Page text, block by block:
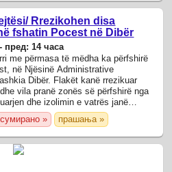
Rrezikohen disa
fshatin Pocest në Dibër
- пред: 14 часа
me përmasa të mëdha ka përfshirë
në Njësinë Administrative
Dibër. Flakët kanë rrezikuar
vila pranë zonës së përfshirë nga
dhe izolimin e vatrës janë
të Bashkisë Dibër, ...
сумирано » прашања »